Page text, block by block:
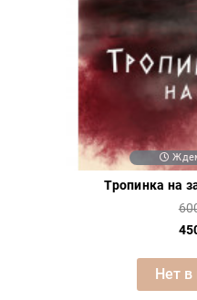
Тропинка на
Нет в